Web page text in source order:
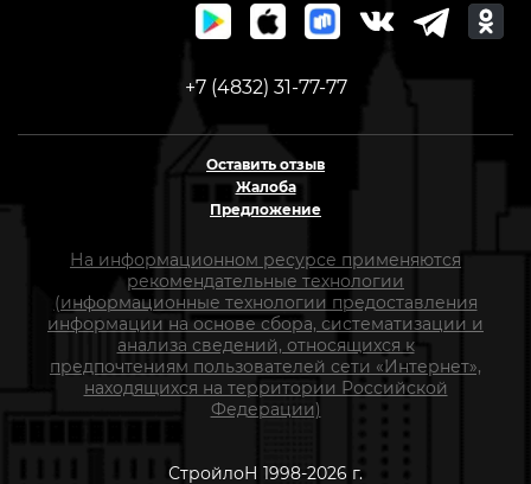
+7 (4832) 31-77-77
Оставить отзыв
Жалоба
Предложение
На информационном ресурсе применяются
рекомендательные технологии
(информационные технологии предоставления
информации на основе сбора, систематизации и
анализа сведений, относящихся к
предпочтениям пользователей сети «Интернет»,
находящихся на территории Российской
Федерации)
СтройлоН 1998-2026 г.